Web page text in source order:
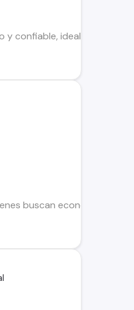
y confiable, ideal para
buscan economía,